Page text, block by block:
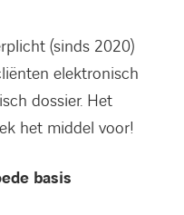
(sinds 2020)
elektronisch
dossier. Het
het middel voor!
basis